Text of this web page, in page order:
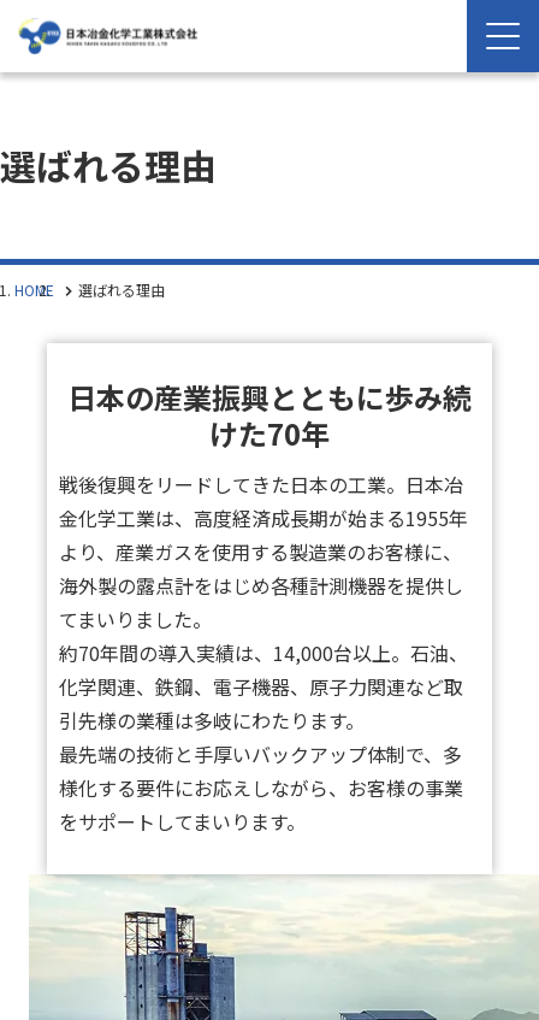
選ばれる理由
HOME 選ばれる理由
日本の産業振興とともに歩み続
けた70年
戦後復興をリードしてきた日本の工業。日本冶
金化学工業は、高度経済成長期が始まる1955年
より、産業ガスを使用する製造業のお客様に、
海外製の露点計をはじめ各種計測機器を提供し
てまいりました。
約70年間の導入実績は、14,000台以上。石油、
化学関連、鉄鋼、電子機器、原子力関連など取
引先様の業種は多岐にわたります。
最先端の技術と手厚いバックアップ体制で、多
様化する要件にお応えしながら、お客様の事業
をサポートしてまいります。